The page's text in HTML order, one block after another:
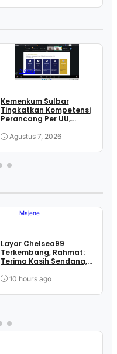
News
Kemenkum Sulbar
Tingkatkan Kompetensi
Perancang Per UU,
Berkualitas
Agustus 7, 2026
Majene
Layar Chelsea99
Terkembang, Rahmat:
Terima Kasih Sendana,
Penopang Perjuangan
10 hours ago